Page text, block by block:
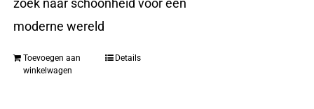
zoek naar schoonheid voor een
moderne wereld
Toevoegen aan
winkelwagen
Details